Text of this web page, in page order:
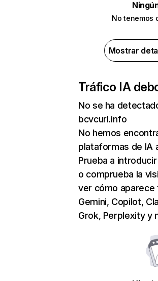
No tenemos
Mostrar
Tráfico IA de
No se ha
bcvcurl.info
No hemos
plataformas de IA
Prueba a
o comprueba la
ver cómo aparece
Gemini, Copilot,
Grok, Perplexity y